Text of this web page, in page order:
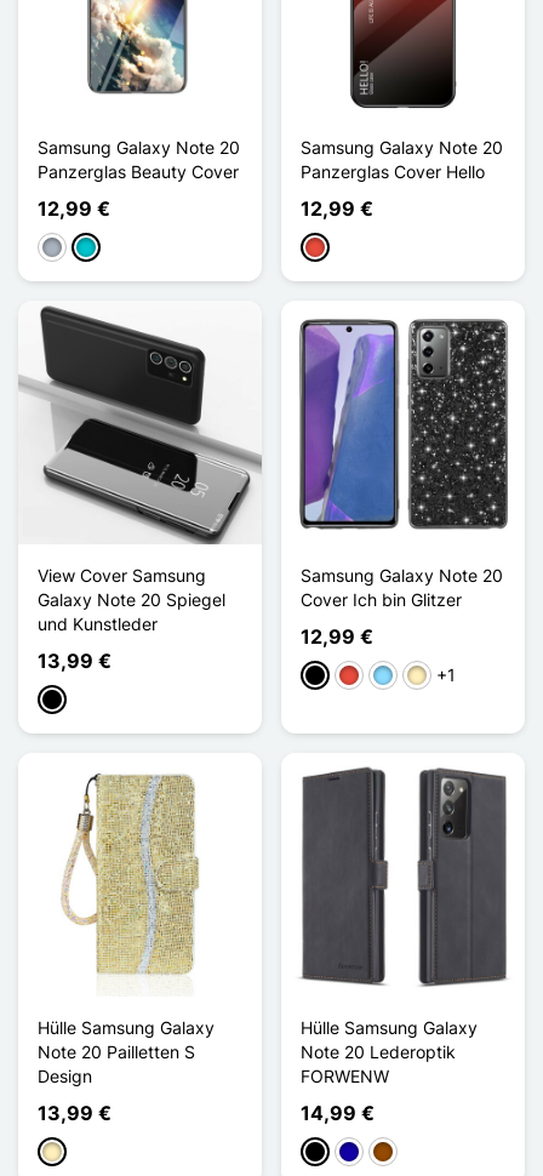
Samsung Galaxy Note 20
Panzerglas Beauty Cover
12,99 €
GrauTürkis
Samsung Galaxy Note 20
Panzerglas Cover Hello
12,99 €
Rot
View Cover Samsung
Galaxy Note 20 Spiegel
und Kunstleder
13,99 €
Schwarz
Samsung Galaxy Note 20
Cover Ich bin Glitzer
12,99 €
Schwarz
Rot HellblauGolden
+1
Hülle Samsung Galaxy
Note 20 Pailletten S
Design
13,99 €
Golden
Hülle Samsung Galaxy
Note 20 Lederoptik
FORWENW
14,99 €
SchwarzDunkelblau
Braun